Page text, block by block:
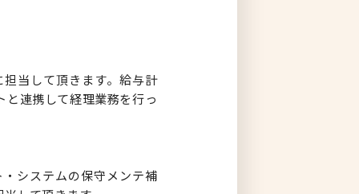
当して頂きます。給与計
と連携して経理業務を行っ
システムの保守メンテ補